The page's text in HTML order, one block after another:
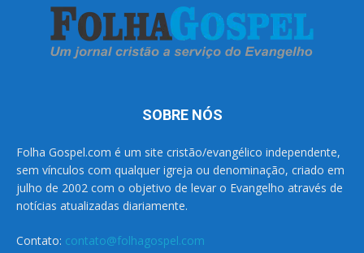
SOBRE NÓS
Folha Gospel.com é um site cristão/evangélico independente,
sem vínculos com qualquer igreja ou denominação, criado em
julho de 2002 com o objetivo de levar o Evangelho através de
notícias atualizadas diariamente.
Contato: contato@folhagospel.com